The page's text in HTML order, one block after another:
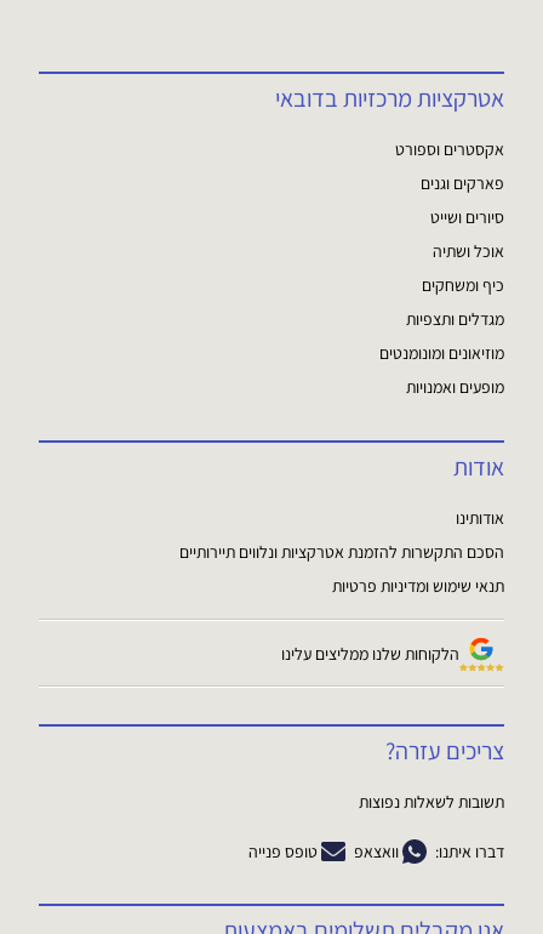
אטרקציות מרכזיות בדובאי
אקסטרים וספורט
פארקים וגנים
סיורים ושייט
אוכל ושתיה
כיף ומשחקים
מגדלים ותצפיות
מוזיאונים ומונומנטים
מופעים ואמנויות
אודות
אודותינו
הסכם התקשרות להזמנת אטרקציות ונלווים תיירותיים
תנאי שימוש ומדיניות פרטיות
הלקוחות שלנו ממליצים עלינו
צריכים עזרה?
תשובות לשאלות נפוצות
דברו איתנו: וואצאפ טופס פנייה